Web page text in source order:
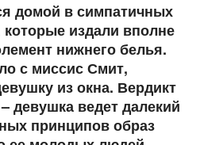
домой в симпатичных
которые издали вполне
нижнего белья.
с миссис Смит,
из окна. Вердикт
девушка ведет далекий
принципов образ